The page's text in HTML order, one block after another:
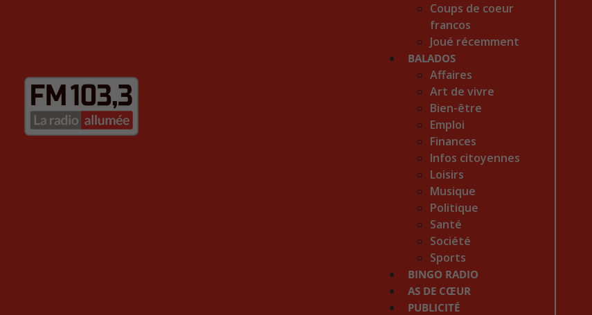
Coups de coeur
francos
Joué récemment
BALADOS
Affaires
Art de vivre
Bien-être
Emploi
Finances
Infos citoyennes
Loisirs
Musique
Politique
Santé
Société
Sports
BINGO RADIO
AS DE CŒUR
PUBLICITÉ